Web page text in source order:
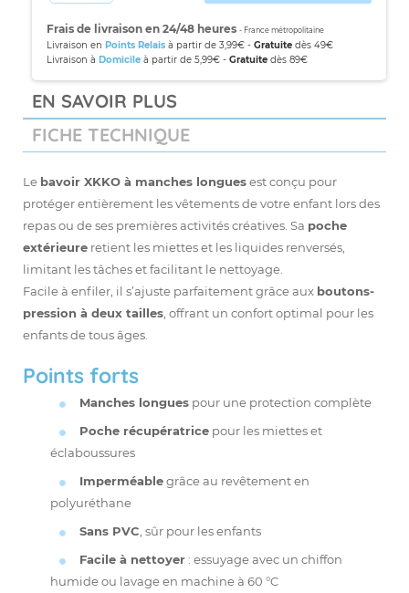
Frais de livraison en 24/48 heures - France métropolitaine
Livraison en Points Relaisà partir de 3,99€ - Gratuitedès 49€
Livraison à Domicileà partir de 5,99€ - Gratuitedès 89€
EN SAVOIR PLUS
FICHE TECHNIQUE
Le bavoir XKKO à manches longuesest conçu pour
protéger entièrement les vêtements de votre enfant lors des
repas ou de ses premières activités créatives. Sa poche
extérieure retient les miettes et les liquides renversés,
limitant les tâches et facilitant le nettoyage.
Facile à enfiler, il s’ajuste parfaitement grâce aux boutons-
pression à deux tailles , offrant un confort optimal pour les
enfants de tous âges.
Points forts
Manches longues pour une protection complète
Poche récupératrice pour les miettes et
éclaboussures
Imperméablegrâce au revêtement en
polyuréthane
Sans PVC , sûr pour les enfants
Facile à nettoyer : essuyage avec un chiffon
humide ou lavage en machine à 60 °C